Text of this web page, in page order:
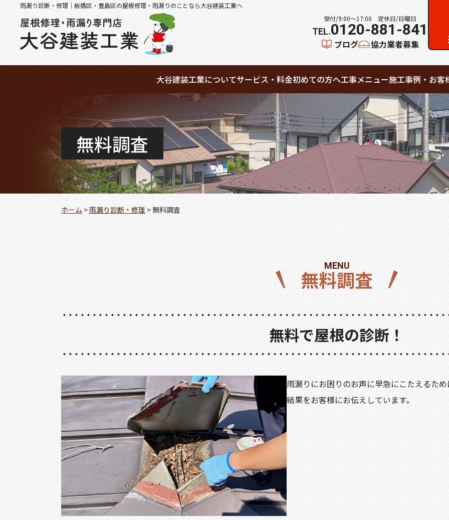
雨漏り診断・修理｜板橋区・豊島区の屋根修理・雨漏りのことなら大谷建装工業へ
受付/9:00～17:00 定休日/日曜日
0120-881-841
ブログ 協力業者募集
大谷建装工業についてサービス・料金初めての方へ工事メニュー施工事例・お客
無料調査
ホーム >雨漏り診断・修理 > 無料調査
無料調査
MENU
無料で屋根の診断！
雨漏りにお困りのお声に早急にこたえるた
結果をお客様にお伝えしています。